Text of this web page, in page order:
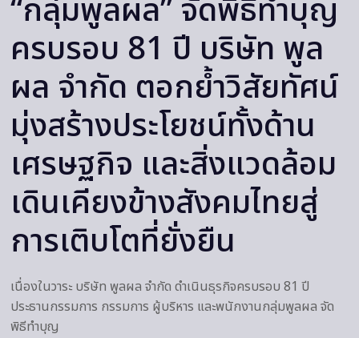
“กลุ่มพูลผล” จัดพิธีทำบุญ
ครบรอบ 81 ปี บริษัท พูล
ผล จำกัด ตอกย้ำวิสัยทัศน์
มุ่งสร้างประโยชน์ทั้งด้าน
เศรษฐกิจ และสิ่งแวดล้อม
เดินเคียงข้างสังคมไทยสู่
การเติบโตที่ยั่งยืน
เนื่องในวาระ บริษัท พูลผล จำกัด ดำเนินธุรกิจครบรอบ 81 ปี
ประธานกรรมการ กรรมการ ผู้บริหาร และพนักงานกลุ่มพูลผล จัด
พิธีทำบุญ